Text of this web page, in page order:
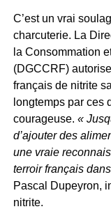
C’est un vrai
charcuterie. La
la Consommation
(DGCCRF)
français de nitrite
longtemps par ces
courageuse. «
d’ajouter des
une vraie
terroir français
Pascal Dupeyron,
nitrite.